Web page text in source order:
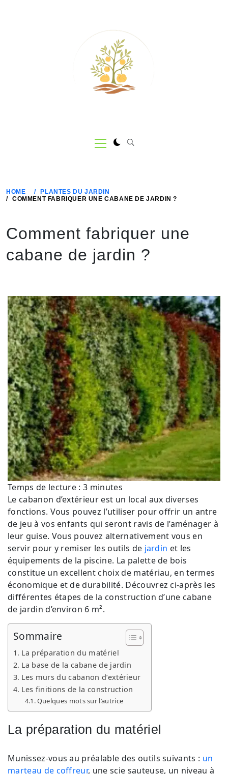
Primary
Menu
HOME
PLANTES DU JARDIN
COMMENT FABRIQUER UNE CABANE DE JARDIN ?
Comment fabriquer une
cabane de jardin ?
Temps de lecture :3 minutes
Le cabanon d’extérieur est un local aux diverses
fonctions. Vous pouvez l’utiliser pour offrir un antre
de jeu à vos enfants qui seront ravis de l’aménager à
leur guise. Vous pouvez alternativement vous en
servir pour y remiser les outils de jardin et les
équipements de la piscine. La palette de bois
constitue un excellent choix de matériau, en termes
économique et de durabilité. Découvrez ci-après les
différentes étapes de la construction d’une cabane
de jardin d’environ 6 m².
Sommaire
La préparation du matériel
La base de la cabane de jardin
Les murs du cabanon d’extérieur
Les finitions de la construction
Quelques mots sur l’autrice
La préparation du matériel
Munissez-vous au préalable des outils suivants : un
marteau de coffreur, une scie sauteuse, un niveau à